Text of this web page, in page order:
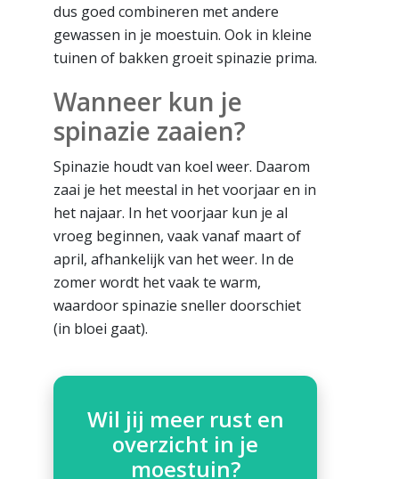
dus goed combineren met andere
gewassen in je moestuin. Ook in kleine
tuinen of bakken groeit spinazie prima.
Wanneer kun je
spinazie zaaien?
Spinazie houdt van koel weer. Daarom
zaai je het meestal in het voorjaar en in
het najaar. In het voorjaar kun je al
vroeg beginnen, vaak vanaf maart of
april, afhankelijk van het weer. In de
zomer wordt het vaak te warm,
waardoor spinazie sneller doorschiet
(in bloei gaat).
Wil jij meer rust en
overzicht in je
moestuin?